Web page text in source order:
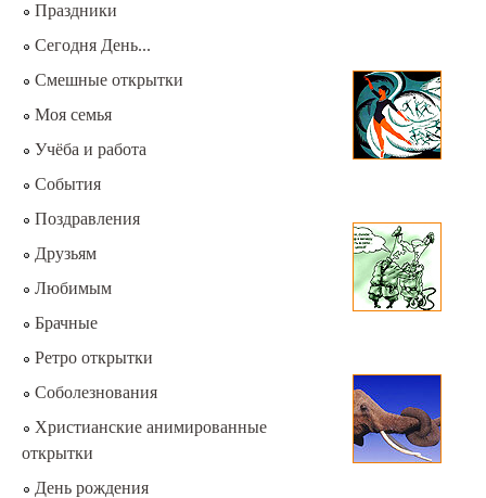
Праздники
Сегодня День...
Смешные открытки
Моя семья
Учёба и работа
События
Поздравления
Друзьям
Любимым
Брачные
Ретро открытки
Соболезнования
Христианские анимированные
открытки
День рождения